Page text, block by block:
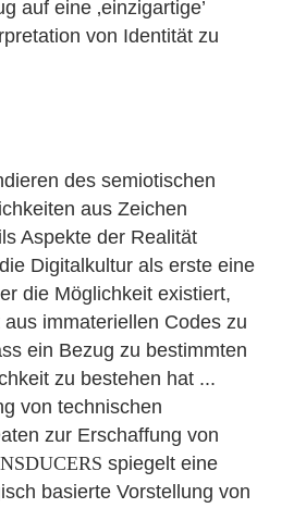
auf eine ‚einzigartige’
von Identität zu
des semiotischen
aus Zeichen
Aspekte der Realität
Digitalkultur als erste eine
die Möglichkeit existiert,
immateriellen Codes zu
ein Bezug zu bestimmten
zu bestehen hat ...
von technischen
zur Erschaffung von
spiegelt eine
basierte Vorstellung von